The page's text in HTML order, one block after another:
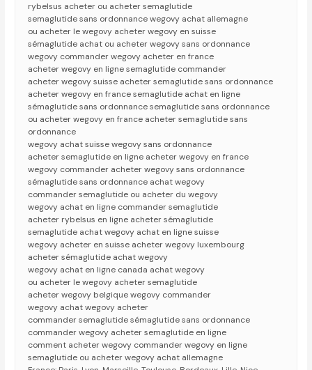
rybelsus acheter ou acheter semaglutide
semaglutide sans ordonnance wegovy achat allemagne
ou acheter le wegovy acheter wegovy en suisse
sémaglutide achat ou acheter wegovy sans ordonnance
wegovy commander wegovy acheter en france
acheter wegovy en ligne semaglutide commander
acheter wegovy suisse acheter semaglutide sans ordonnance
acheter wegovy en france semaglutide achat en ligne
sémaglutide sans ordonnance semaglutide sans ordonnance
ou acheter wegovy en france acheter semaglutide sans
ordonnance
wegovy achat suisse wegovy sans ordonnance
acheter semaglutide en ligne acheter wegovy en france
wegovy commander acheter wegovy sans ordonnance
sémaglutide sans ordonnance achat wegovy
commander semaglutide ou acheter du wegovy
wegovy achat en ligne commander semaglutide
acheter rybelsus en ligne acheter sémaglutide
semaglutide achat wegovy achat en ligne suisse
wegovy acheter en suisse acheter wegovy luxembourg
acheter sémaglutide achat wegovy
wegovy achat en ligne canada achat wegovy
ou acheter le wegovy acheter semaglutide
acheter wegovy belgique wegovy commander
wegovy achat wegovy acheter
commander semaglutide sémaglutide sans ordonnance
commander wegovy acheter semaglutide en ligne
comment acheter wegovy commander wegovy en ligne
semaglutide ou acheter wegovy achat allemagne